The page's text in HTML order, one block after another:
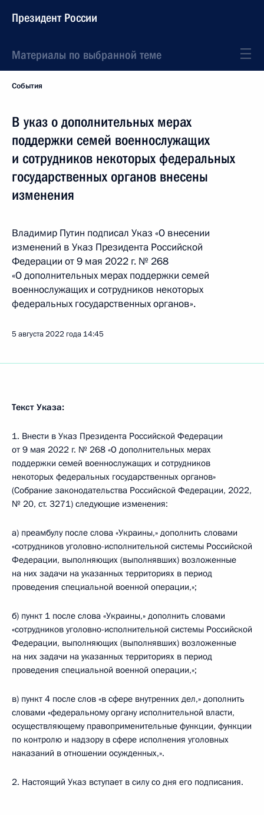
Президент России
Материалы по выбранной теме
События
В указ о дополнительных мерах
поддержки семей военнослужащих
и сотрудников некоторых федеральных
государственных органов внесены
изменения
Владимир Путин подписал Указ «О внесении
изменений в Указ Президента Российской
Федерации от 9 мая 2022 г. № 268
«О дополнительных мерах поддержки семей
военнослужащих и сотрудников некоторых
федеральных государственных органов».
5 августа 2022 года 14:45
Текст Указа:
1. Внести в Указ Президента Российской Федерации
от 9 мая 2022 г. № 268 «О дополнительных мерах
поддержки семей военнослужащих и сотрудников
некоторых федеральных государственных органов»
(Собрание законодательства Российской Федерации, 2022,
№ 20, ст. 3271) следующие изменения:
а) преамбулу после слова «Украины,» дополнить словами
«сотрудников уголовно-исполнительной системы Российской
Федерации, выполняющих (выполнявших) возложенные
на них задачи на указанных территориях в период
проведения специальной военной операции,»;
б) пункт 1 после слова «Украины,» дополнить словами
«сотрудников уголовно-исполнительной системы Российской
Федерации, выполняющих (выполнявших) возложенные
на них задачи на указанных территориях в период
проведения специальной военной операции,»;
в) пункт 4 после слов «в сфере внутренних дел,» дополнить
словами «федеральному органу исполнительной власти,
осуществляющему правоприменительные функции, функции
по контролю и надзору в сфере исполнения уголовных
наказаний в отношении осужденных,».
2. Настоящий Указ вступает в силу со дня его подписания.